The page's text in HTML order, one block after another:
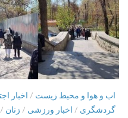
اب و هوا و محیط زیست / اخبار
گردشگری / اخبار ورزشی / زنان /